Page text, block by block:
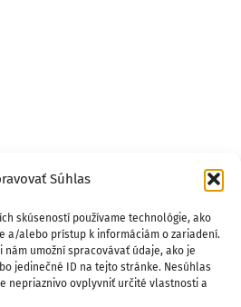
Súhlas
skúseností používame technológie, ako
a/alebo prístup k informáciám o zariadení.
umožní spracovávať údaje, ako je
jedinečné ID na tejto stránke. Nesúhlas
nepriaznivo ovplyvniť určité vlastnosti a